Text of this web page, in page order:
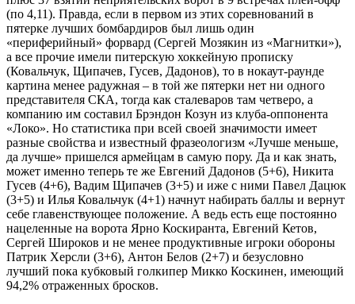
(по 4,11). Правда, если в первом из этих соревнований в
пятерке лучших бомбардиров был лишь один
«периферийный» форвард (Сергей Мозякин из «Магнитки»),
а все прочие имели питерскую хоккейную прописку
(Ковальчук, Щипачев, Гусев, Дадонов), то в нокаут-раунде
картина менее радужная – в той же пятерки нет ни одного
представителя СКА, тогда как сталеваров там четверо, а
компанию им составил Брэндон Козун из клуба-оппонента
«Локо». Но статистика при всей своей значимости имеет
разные свойства и известный фразеологизм «Лучше меньше,
да лучше» пришелся армейцам в самую пору. Да и как знать,
может именно теперь те же Евгений Дадонов (5+6), Никита
Гусев (4+6), Вадим Щипачев (3+5) и иже с ними Павел Дацюк
(3+5) и Илья Ковальчук (4+1) начнут набирать баллы и вернут
себе главенствующее положение. А ведь есть еще постоянно
нацеленные на ворота Ярно Коскиранта, Евгений Кетов,
Сергей Широков и не менее продуктивные игроки обороны
Патрик Херсли (3+6), Антон Белов (2+7) и безусловно
лучший пока кубковый голкипер Микко Коскинен, имеющий
94,2% отраженных бросков.